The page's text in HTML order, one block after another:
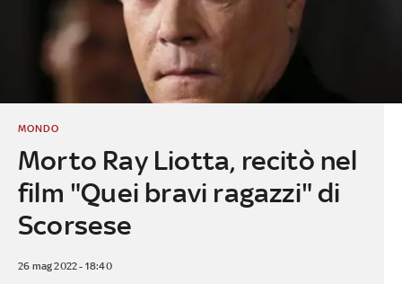
Morto Ray Liotta, recitò nel
film "Quei bravi ragazzi" di
Scorsese
MONDO
26 mag 2022 - 18:40